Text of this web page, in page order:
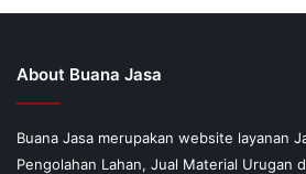
About Buana Jasa
Buana Jasa merupakan website layanan
Pengolahan Lahan, Jual Material Urugan